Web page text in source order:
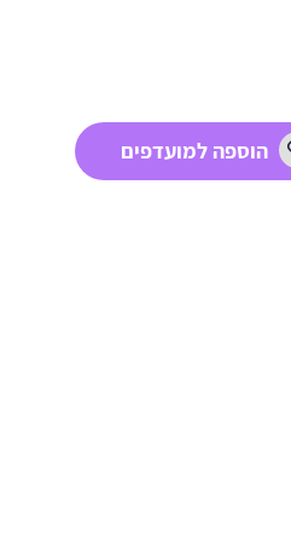
הוספה למועדפים